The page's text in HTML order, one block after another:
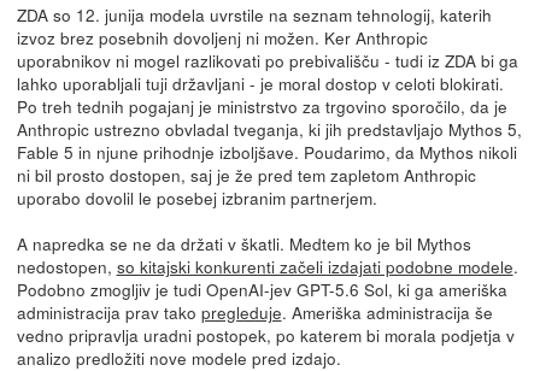
ZDA so 12. junija modela uvrstile na seznam tehnologij, katerih
izvoz brez posebnih dovoljenj ni možen. Ker Anthropic
uporabnikov ni mogel razlikovati po prebivališču - tudi iz ZDA bi ga
lahko uporabljali tuji državljani - je moral dostop v celoti blokirati.
Po treh tednih pogajanj je ministrstvo za trgovino sporočilo, da je
Anthropic ustrezno obvladal tveganja, ki jih predstavljajo Mythos 5,
Fable 5 in njune prihodnje izboljšave. Poudarimo, da Mythos nikoli
ni bil prosto dostopen, saj je že pred tem zapletom Anthropic
uporabo dovolil le posebej izbranim partnerjem.
A napredka se ne da držati v škatli. Medtem ko je bil Mythos
nedostopen, so kitajski konkurenti začeli izdajati podobne modele.
Podobno zmogljiv je tudi OpenAI-jev GPT-5.6 Sol, ki ga ameriška
administracija prav tako pregleduje. Ameriška administracija še
vedno pripravlja uradni postopek, po katerem bi morala podjetja v
analizo predložiti nove modele pred izdajo.